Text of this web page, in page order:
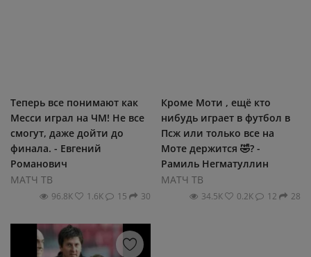
Теперь все понимают как
Месси играл на ЧМ! Не все
смогут, даже дойти до
финала. - Евгений
Романович
МАТЧ ТВ
96.8К 1.6К 15 30
Кроме Моти , ещё кто
нибудь играет в футбол в
Псж или только все на
Моте держится 🤣? -
Рамиль Негматуллин
МАТЧ ТВ
34.5К 0.2К 12 28